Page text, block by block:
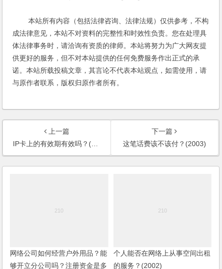
本站所有内容（包括法律咨询、法律法规）仅供参考，不构
成法律意见，本站不对资料的完整性和时效性负责。您在处理具
体法律事务时，请洽询有资质的律师。本站将努力为广大网友提
供更好的服务，但不对本站提供的任何免费服务作出正式的承
诺。本站所载投稿文章，其言论不代表本站观点，如需使用，请
与原作者联系，版权归原作者所有。
上一篇
IP卡上的有效期有效吗？(2002)
下一篇
这笔话费该不该付？(2003)
网络公司如何经营户外用品？能
够开立分公司吗？注册资金是多
个人能否在网络上从事空间出租
的服务？(2002)